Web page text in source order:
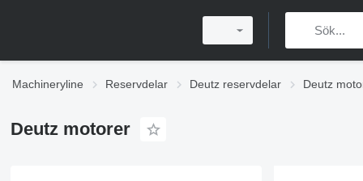
Machineryline Reservdelar Deutz reservdelar Deutz
Deutz motorer